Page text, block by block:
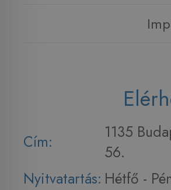
Cím:
1135
56.
Nyitvatartás: Hétfő -